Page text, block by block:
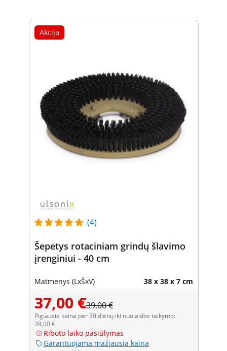
Akcija
(4)
Šepetys rotaciniam grindų šlavimo
įrenginiui - 40 cm
Matmenys (LxŠxV) 38 x 38 x 7 cm
37,00 €39,00 €
Pigiausia kaina per 30 dienų iki nuolaidos taikymo:
39,00 €
Riboto laiko pasiūlymas
Garantuojama mažiausia kaina